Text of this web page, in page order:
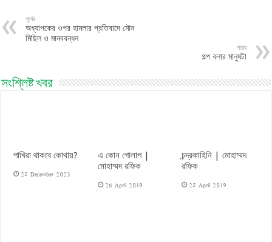
পূর্বের
অধ্যাপকের ওপর হামলার প্রতিবাদে মৌন
মিছিল ও মানববন্ধন
পরের
গল্প বলার মানুষটা
সংশ্লিষ্ট খবর
পাখিরা থাকবে কোথায়?
25 December 2023
এ কোন গোলাপ |
মোহাম্মদ রফিক
26 April 2019
চন্দ্রকাহিনি | মোহাম্মদ
রফিক
25 April 2019